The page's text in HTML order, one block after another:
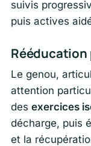
suivis
puis actives
Le genou,
attention
des exercices
décharge, puis
et la